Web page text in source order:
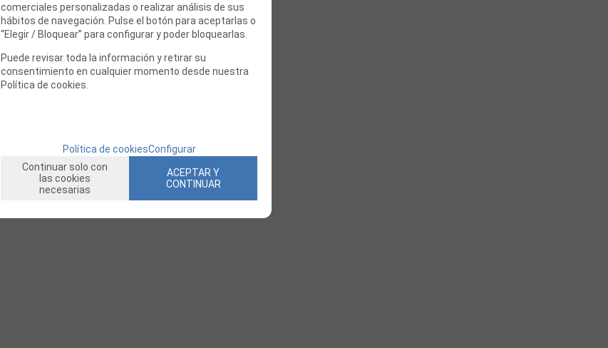
comerciales personalizadas o realizar análisis de sus
hábitos de navegación. Pulse el botón para aceptarlas o
“Elegir / Bloquear” para configurar y poder bloquearlas.
Puede revisar toda la información y retirar su
consentimiento en cualquier momento desde nuestra
Política de cookies.
Política de cookiesConfigurar
Continuar solo con
las cookies
necesarias
ACEPTAR Y
CONTINUAR